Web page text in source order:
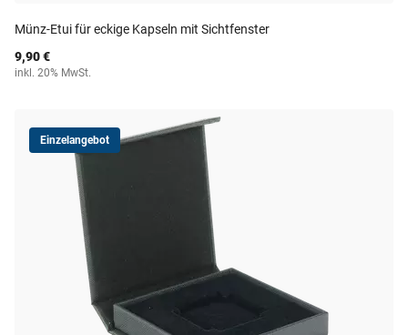
Münz-Etui für eckige Kapseln mit Sichtfenster
9,90 €
inkl. 20% MwSt.
Einzelangebot